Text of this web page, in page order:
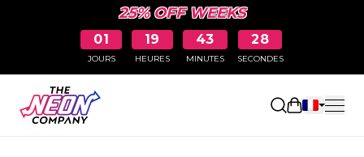
25% OFF WEEKS
01
JOURS
19
HEURES
43
MINUTES
28
SECONDES
Ouvrir le
PAGE NON TROUVÉE